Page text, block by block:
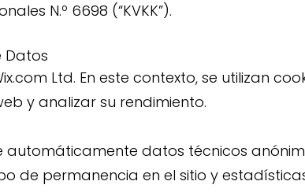
N.º 6698 (“KVKK”).
Datos
Ltd. En este contexto, se utilizan
y analizar su rendimiento.
automáticamente datos técnicos
de permanencia en el sitio y